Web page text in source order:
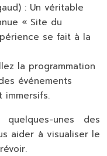
: Un véritable
« Site du
se fait à la
la programmation
événements
immersifs.
unes des
aider à visualiser le